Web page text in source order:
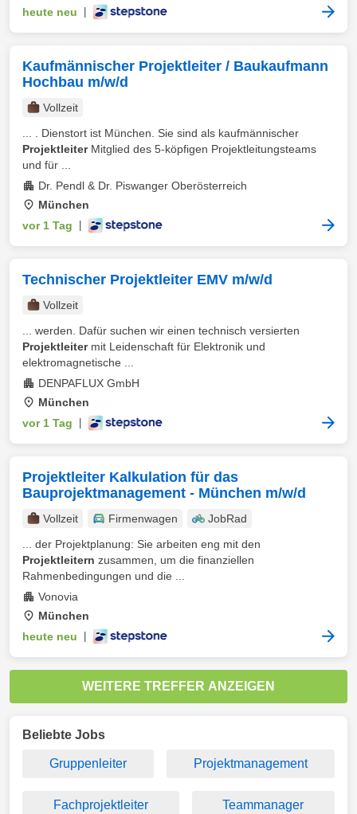
heute neu
Kaufmännischer Projektleiter / Baukaufmann
Hochbau m/w/d
Vollzeit
... . Dienstort ist München. Sie sind als kaufmännischer
ProjektleiterMitglied des 5-köpfigen Projektleitungsteams
und für ...
Dr. Pendl & Dr. Piswanger Oberösterreich
München
vor 1 Tag
Technischer Projektleiter EMV m/w/d
Vollzeit
... werden. Dafür suchen wir einen technisch versierten
Projektleitermit Leidenschaft für Elektronik und
elektromagnetische ...
DENPAFLUX GmbH
München
vor 1 Tag
Projektleiter Kalkulation für das
Bauprojektmanagement - München m/w/d
Vollzeit Firmenwagen
JobRad
... der Projektplanung: Sie arbeiten eng mit den
Projektleitern zusammen, um die finanziellen
Rahmenbedingungen und die ...
Vonovia
München
heute neu
WEITERE TREFFER ANZEIGEN
Beliebte Jobs
Gruppenleiter Projektmanagement
Fachprojektleiter Teammanager